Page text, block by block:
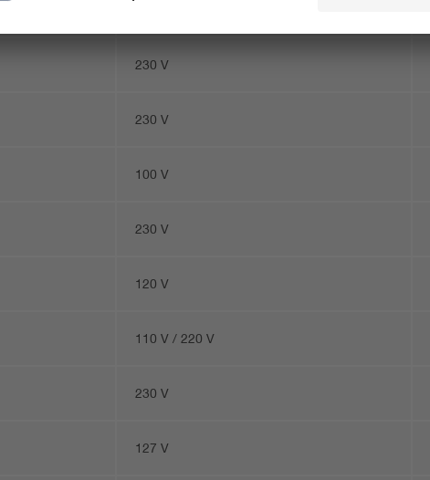
230 V
230 V
100 V
230 V
120 V
110 V / 220 V
230 V
127 V